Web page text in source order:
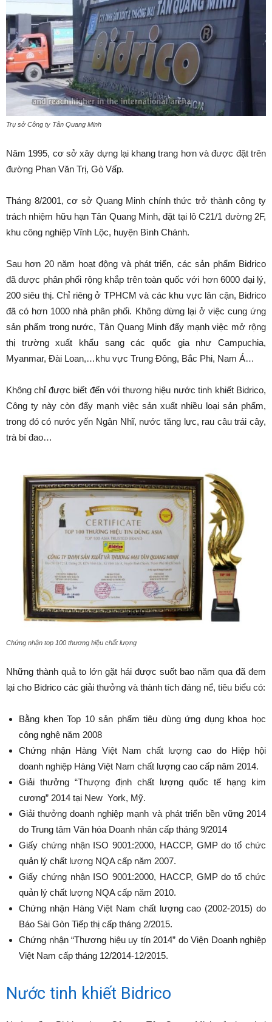
Trụ sở Công ty Tân Quang Minh
Năm 1995, cơ sở xây dựng lại khang trang hơn và được đặt trên
đường Phan Văn Trị, Gò Vấp.
Tháng 8/2001, cơ sở Quang Minh chính thức trở thành công ty
trách nhiệm hữu hạn Tân Quang Minh, đặt tại lô C21/1 đường 2F,
khu công nghiệp Vĩnh Lộc, huyện Bình Chánh.
Sau hơn 20 năm hoạt động và phát triển, các sản phẩm Bidrico
đã được phân phối rộng khắp trên toàn quốc với hơn 6000 đại lý,
200 siêu thị. Chỉ riêng ở TPHCM và các khu vực lân cận, Bidrico
đã có hơn 1000 nhà phân phối. Không dừng lại ở việc cung ứng
sản phẩm trong nước, Tân Quang Minh đẩy mạnh việc mở rộng
thị trường xuất khẩu sang các quốc gia như Campuchia,
Myanmar, Đài Loan,…khu vực Trung Đông, Bắc Phi, Nam Á…
Không chỉ được biết đến với thương hiệu nước tinh khiết Bidrico,
Công ty này còn đẩy mạnh việc sản xuất nhiều loại sản phẩm,
trong đó có nước yến Ngân Nhĩ, nước tăng lực, rau câu trái cây,
trà bí đao…
Chứng nhận top 100 thương hiệu chất lượng
Những thành quả to lớn gặt hái được suốt bao năm qua đã đem
lại cho Bidrico các giải thưởng và thành tích đáng nể, tiêu biểu có:
Bằng khen Top 10 sản phẩm tiêu dùng ứng dụng khoa học
công nghệ năm 2008
Chứng nhận Hàng Việt Nam chất lượng cao do Hiệp hội
doanh nghiệp Hàng Việt Nam chất lượng cao cấp năm 2014.
Giải thưởng “Thượng định chất lượng quốc tế hạng kim
cương” 2014 tại New York, Mỹ.
Giải thưởng doanh nghiệp mạnh và phát triển bền vững 2014
do Trung tâm Văn hóa Doanh nhân cấp tháng 9/2014
Giấy chứng nhận ISO 9001:2000, HACCP, GMP do tổ chức
quản lý chất lượng NQA cấp năm 2007.
Giấy chứng nhận ISO 9001:2000, HACCP, GMP do tổ chức
quản lý chất lượng NQA cấp năm 2010.
Chứng nhận Hàng Việt Nam chất lượng cao (2002-2015) do
Báo Sài Gòn Tiếp thị cấp tháng 2/2015.
Chứng nhận “Thương hiệu uy tín 2014” do Viện Doanh nghiệp
Việt Nam cấp tháng 12/2014-12/2015.
Nước tinh khiết Bidrico